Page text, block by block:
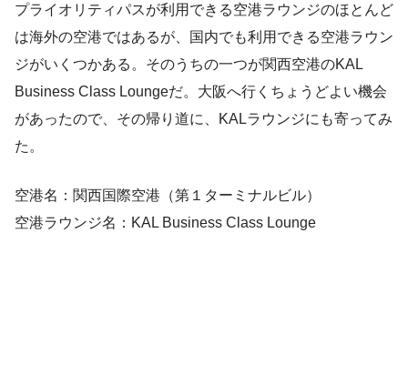
プライオリティパスが利用できる空港ラウンジのほとんど
は海外の空港ではあるが、国内でも利用できる空港ラウン
ジがいくつかある。そのうちの一つが関西空港のKAL
Business Class Loungeだ。大阪へ行くちょうどよい機会
があったので、その帰り道に、KALラウンジにも寄ってみ
た。
空港名：関西国際空港（第１ターミナルビル）
空港ラウンジ名：KAL Business Class Lounge